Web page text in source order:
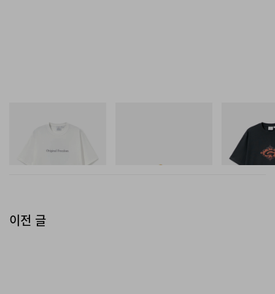
Flame Tee
쇼핑하기
이전 글